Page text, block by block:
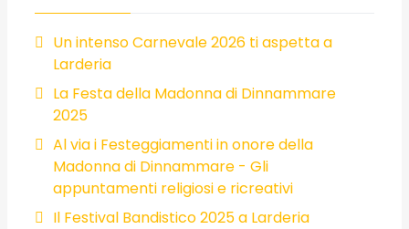
Un intenso Carnevale 2026 ti aspetta a
Larderia
La Festa della Madonna di Dinnammare
2025
Al via i Festeggiamenti in onore della
Madonna di Dinnammare - Gli
appuntamenti religiosi e ricreativi
Il Festival Bandistico 2025 a Larderia